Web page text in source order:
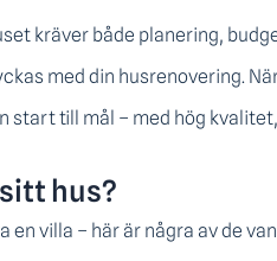
kräver både planering,
med din husrenovering.
start till mål – med hög
hus?
villa – här är några av de